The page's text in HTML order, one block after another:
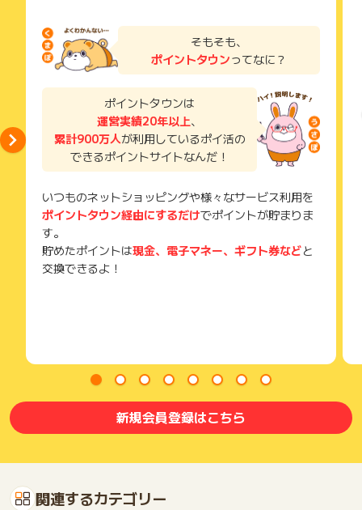
そもそも、
ポイントタウンってなに？
ポイントタウンは
運営実績20年以上、
累計900万人が利用しているポイ活の
できるポイントサイトなんだ！
いつものネットショッピングや様々なサービス利用を
ポイントタウン経由にするだけでポイントが貯まりま
す。
貯めたポイントは現金、電子マネー、ギフト券などと
交換できるよ！
新規会員登録はこちら
関連するカテゴリー